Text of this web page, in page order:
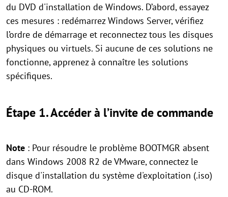
du DVD d'installation de Windows. D’abord, essayez
ces mesures : redémarrez Windows Server, vérifiez
l’ordre de démarrage et reconnectez tous les disques
physiques ou virtuels. Si aucune de ces solutions ne
fonctionne, apprenez à connaître les solutions
spécifiques.
Étape 1. Accéder à l’invite de commande
Note : Pour résoudre le problème BOOTMGR absent
dans Windows 2008 R2 de VMware, connectez le
disque d'installation du système d'exploitation (.iso)
au CD-ROM.